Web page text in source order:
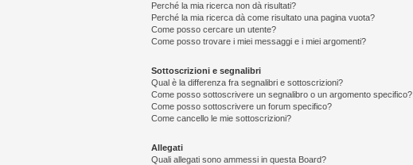
Perché la mia ricerca non dà risultati?
Perché la mia ricerca dà come risultato una pagina vuota?
Come posso cercare un utente?
Come posso trovare i miei messaggi e i miei argomenti?
Sottoscrizioni e segnalibri
Qual è la differenza fra segnalibri e sottoscrizioni?
Come posso sottoscrivere un segnalibro o un argomento specifico?
Come posso sottoscrivere un forum specifico?
Come cancello le mie sottoscrizioni?
Allegati
Quali allegati sono ammessi in questa Board?